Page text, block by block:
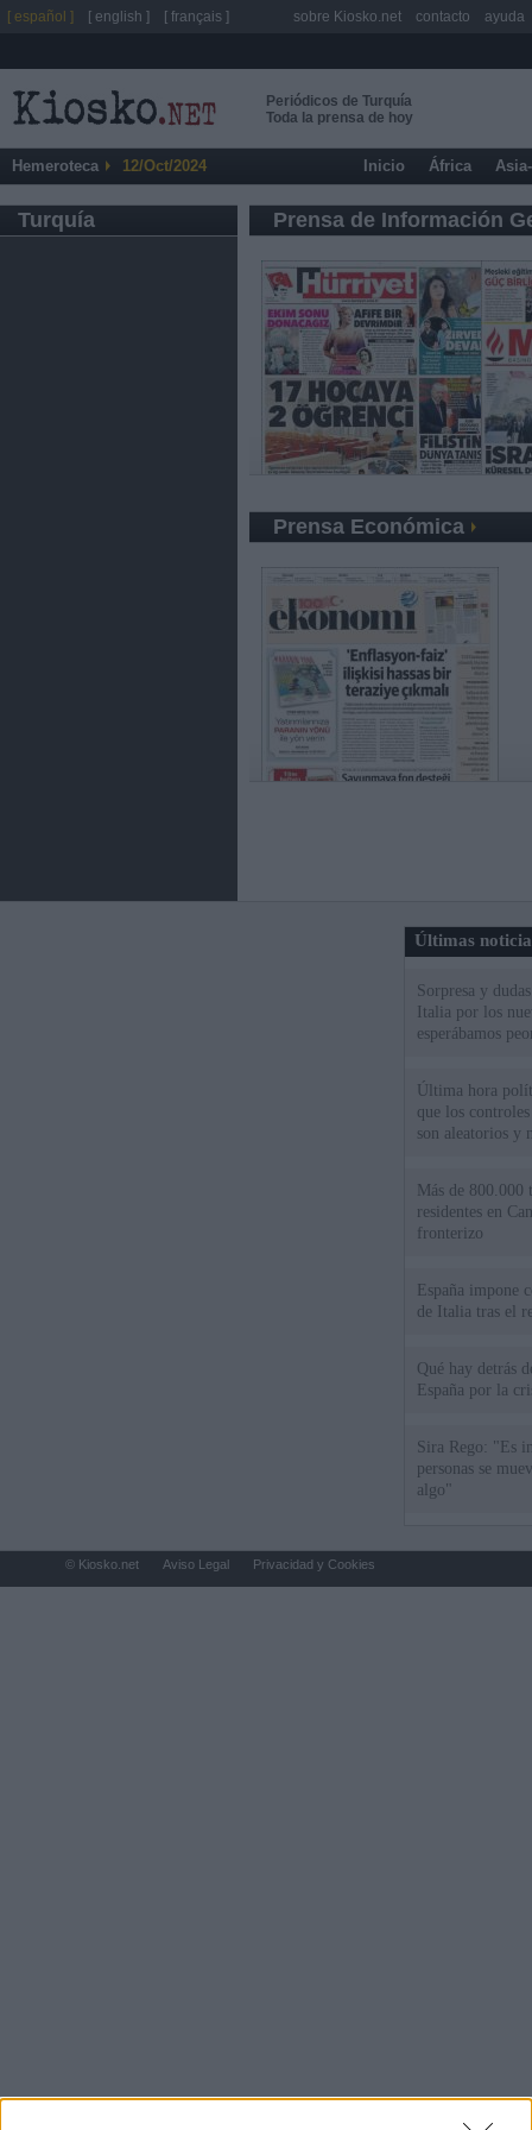
Periódicos de Turquía
Toda la prensa de hoy
Hemeroteca 12/Oct/2024 Inicio África
Turquía Prensa de Información
Prensa Económica
Últimas
Sorpresa y
Italia por los
esperábamos
Última hora
que los
son aleatorios y
Más de 800.000
residentes en
fronterizo
España impone
de Italia tras el
Qué hay detrás
España por la
Sira Rego: "Es
personas se
algo"
[ español ] [ english ] [ français ] sobre Kiosko.net contacto ayuda
© Kiosko.net Aviso Legal Privacidad y Cookies